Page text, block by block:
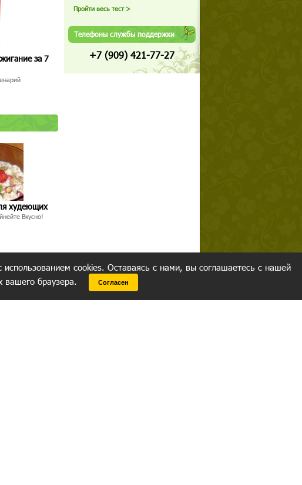
за 7
худеющих
Вкусно!
Телефоны службы поддержки
+7 (909) 421-77-27
использованием cookies. Оставаясь с нами, вы соглашаетесь с нашей
вашего браузера. Согласен